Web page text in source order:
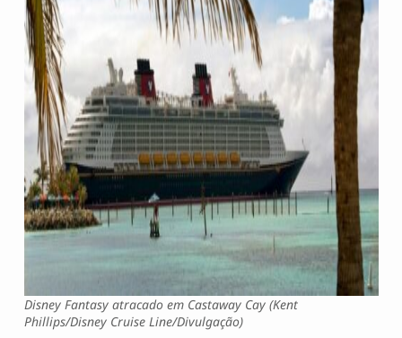
Disney Fantasy atracado em Castaway Cay (Kent
Phillips/Disney Cruise Line/Divulgação)